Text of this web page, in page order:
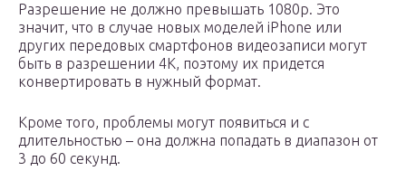
Разрешение не должно превышать 1080р. Это
значит, что в случае новых моделей iPhone или
других передовых смартфонов видеозаписи могут
быть в разрешении 4K, поэтому их придется
конвертировать в нужный формат.
Кроме того, проблемы могут появиться и с
длительностью – она должна попадать в диапазон от
3 до 60 секунд.